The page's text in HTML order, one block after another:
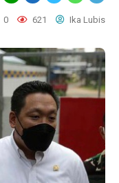
0 621 Ika Lubis